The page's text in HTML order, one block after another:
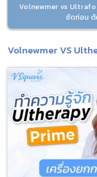
Volnewmer vs
ชัดก่อน ตั
Volnewmer VS